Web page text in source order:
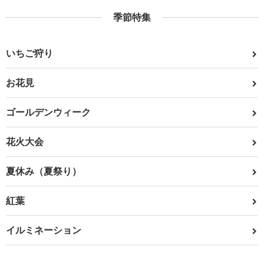
季節特集
いちご狩り
お花見
ゴールデンウィーク
花火大会
夏休み（夏祭り）
紅葉
イルミネーション